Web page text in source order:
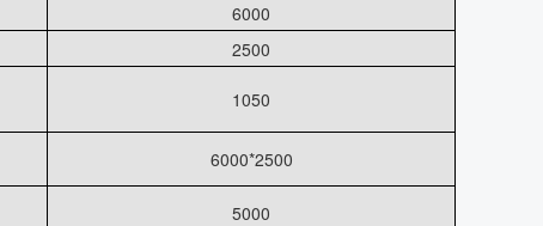
6000
2500
1050
6000*2500
5000